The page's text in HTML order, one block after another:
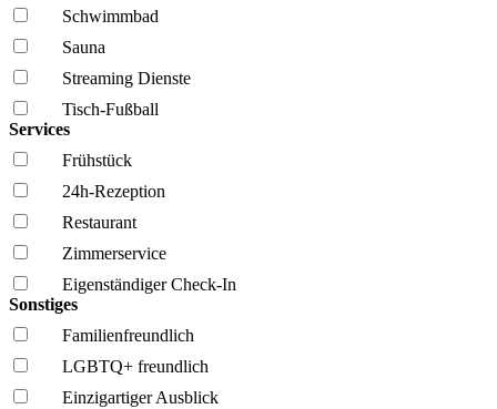
Schwimmbad
Sauna
Streaming Dienste
Tisch-Fußball
Services
Frühstück
24h-Rezeption
Restaurant
Zimmerservice
Eigenständiger Check-In
Sonstiges
Familien­freundlich
LGBTQ+ freundlich
Einzigartiger Ausblick